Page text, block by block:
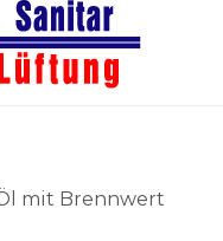
mit Brennwert